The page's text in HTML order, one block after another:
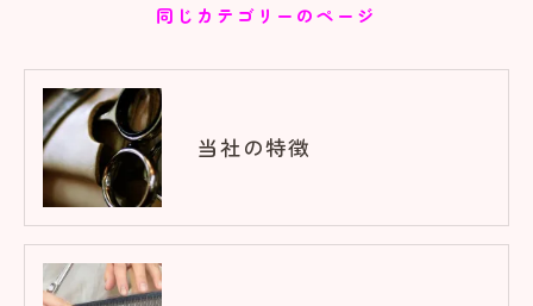
同じカテゴリーのページ
当社の特徴